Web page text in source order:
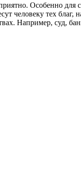
Особенно для
человеку тех благ,
Например, суд,